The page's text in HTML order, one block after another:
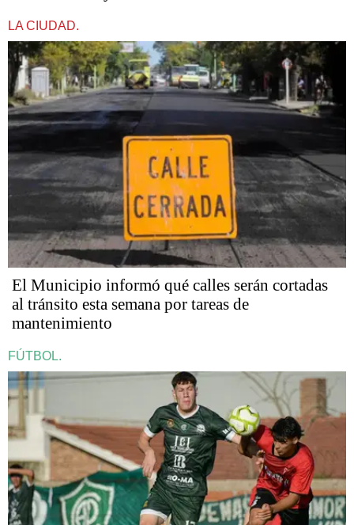
LA CIUDAD.
El Municipio informó qué calles serán cortadas
al tránsito esta semana por tareas de
mantenimiento
FÚTBOL.